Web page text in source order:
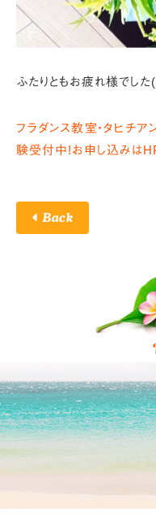
ふたりともお疲れ様でし
フラダンス教室・タヒチ
験受付中!お申し込みは
Back